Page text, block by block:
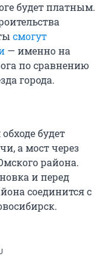
будет платным.
смогут
— именно на
по сравнению
города.
будет
а мост через
района.
и перед
соединится с